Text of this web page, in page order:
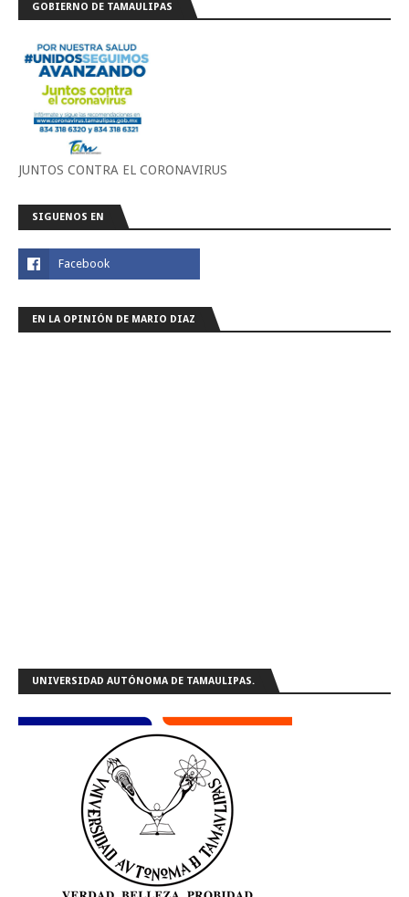
GOBIERNO DE TAMAULIPAS
JUNTOS CONTRA EL CORONAVIRUS
SIGUENOS EN
EN LA OPINIÓN DE MARIO DIAZ
UNIVERSIDAD AUTÓNOMA DE TAMAULIPAS.